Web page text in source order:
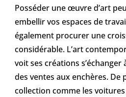
Posséder une œuvre d’art
embellir vos espaces de
également procurer une
considérable. L’art
voit ses créations
des ventes aux enchères. De
collection comme les